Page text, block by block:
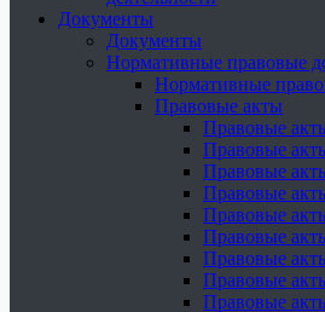
Документы
Документы
Нормативные правовые
Нормативные
Правовые акты
Правовые
Правовые
Правовые
Правовые
Правовые
Правовые
Правовые
Правовые
Правовые